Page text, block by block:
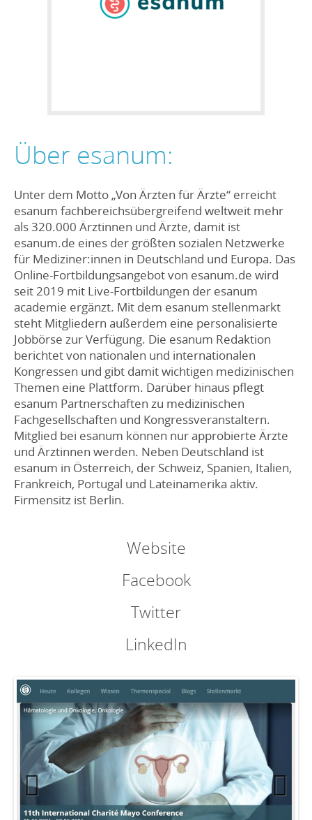
Über esanum:
Unter dem Motto „Von Ärzten für Ärzte“ erreicht
esanum fachbereichsübergreifend weltweit mehr
als 320.000 Ärztinnen und Ärzte, damit ist
esanum.de eines der größten sozialen Netzwerke
für Mediziner:innen in Deutschland und Europa. Das
Online-Fortbildungsangebot von esanum.de wird
seit 2019 mit Live-Fortbildungen der esanum
academie ergänzt. Mit dem esanum stellenmarkt
steht Mitgliedern außerdem eine personalisierte
Jobbörse zur Verfügung. Die esanum Redaktion
berichtet von nationalen und internationalen
Kongressen und gibt damit wichtigen medizinischen
Themen eine Plattform. Darüber hinaus pflegt
esanum Partnerschaften zu medizinischen
Fachgesellschaften und Kongressveranstaltern.
Mitglied bei esanum können nur approbierte Ärzte
und Ärztinnen werden. Neben Deutschland ist
esanum in Österreich, der Schweiz, Spanien, Italien,
Frankreich, Portugal und Lateinamerika aktiv.
Firmensitz ist Berlin.
Website
Facebook
Twitter
LinkedIn
Previ
Next